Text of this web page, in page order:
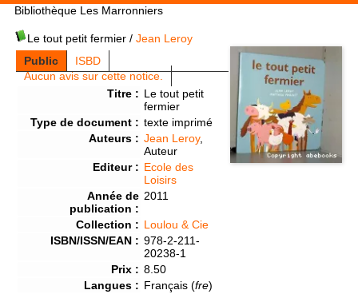
Bibliothèque Les Marronniers
Le tout petit fermier/ Jean Leroy
Public
ISBD
Aucun avis sur cette notice.
Titre : Le tout petit
fermier
Type de document : texte imprimé
Auteurs : Jean Leroy,
Auteur
Editeur : Ecole des
Loisirs
Année de
publication :
2011
Collection : Loulou & Cie
ISBN/ISSN/EAN : 978-2-211-
20238-1
Prix : 8.50
Langues : Français (fre)